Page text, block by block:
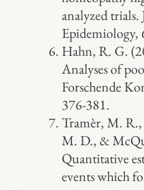
analyzed
Epidemiology,
Hahn, R. G.
Analyses of
Forschende
376-381.
Tramèr, M.
M. D., &
Quantitative
events which